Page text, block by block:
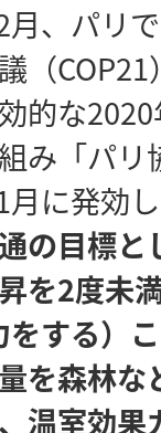
、パリ
（
的な
み「パ
に発効
の目標
を2度未
する）
を森林な
温室効